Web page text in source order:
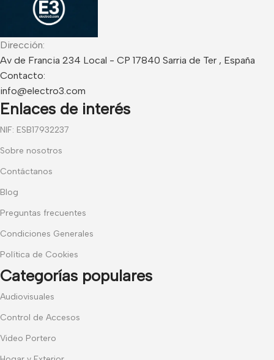
Dirección:
Av de Francia 234 Local - CP 17840 Sarria de Ter , España
Contacto:
info@electro3.com
Enlaces de interés
NIF: ESB17932237
Sobre nosotros
Contáctanos
Blog
Preguntas frecuentes
Condiciones Generales
Política de Cookies
Categorías populares
Audiovisuales
Control de Accesos
Video Portero